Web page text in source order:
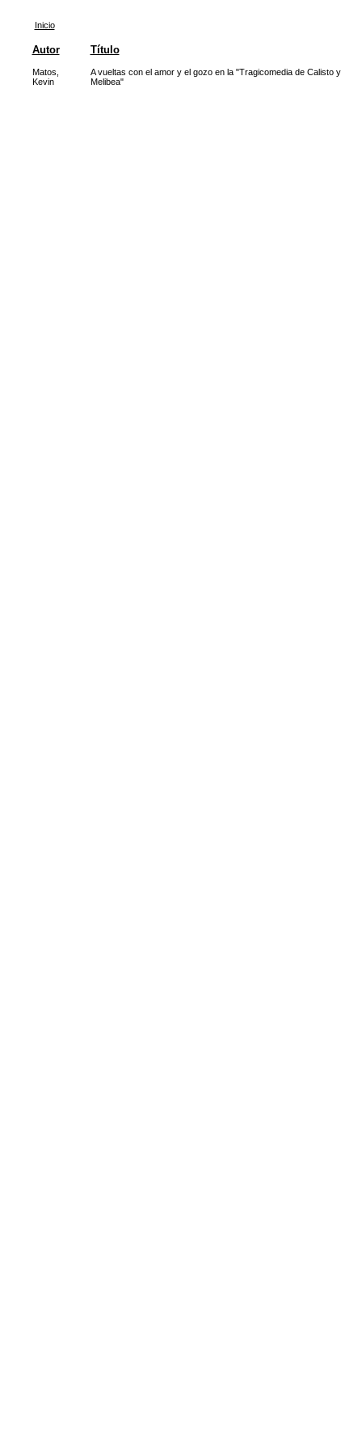
Inicio
Autor Título
Matos,
Kevin
A vueltas con el amor y el gozo en la "Tragicomedia de Calisto y
Melibea"